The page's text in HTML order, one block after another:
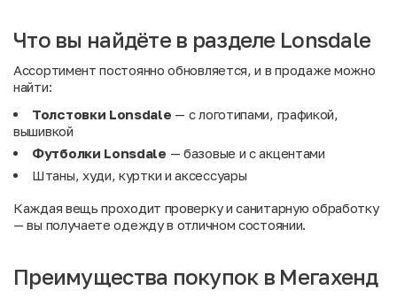
Что вы найдёте в разделе Lonsdale
Ассортимент постоянно обновляется, и в продаже можно
найти:
Толстовки Lonsdale — с логотипами, графикой,
вышивкой
Футболки Lonsdale — базовые и с акцентами
Штаны, худи, куртки и аксессуары
Каждая вещь проходит проверку и санитарную обработку
— вы получаете одежду в отличном состоянии.
Преимущества покупок в Мегахенд